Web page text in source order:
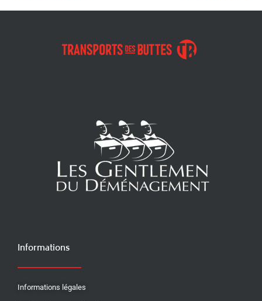
Informations
Informations légales